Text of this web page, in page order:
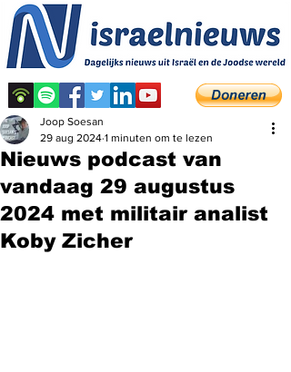
Nieuws podcast van
vandaag 29 augustus
2024 met militair analist
Koby Zicher
Joop Soesan
29 aug 2024 1 minuten om te lezen